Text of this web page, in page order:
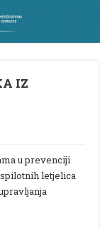
IZ
u prevenciji
letjelica